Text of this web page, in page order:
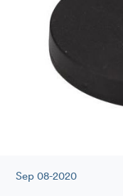
Sep 08-2020